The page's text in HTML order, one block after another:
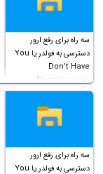
سه راه برای رفع ارور
دسترسی به فولدر یا You
Don’t Have
Permission to
Access this folder
سه راه برای رفع ارور
دسترسی به فولدر یا You